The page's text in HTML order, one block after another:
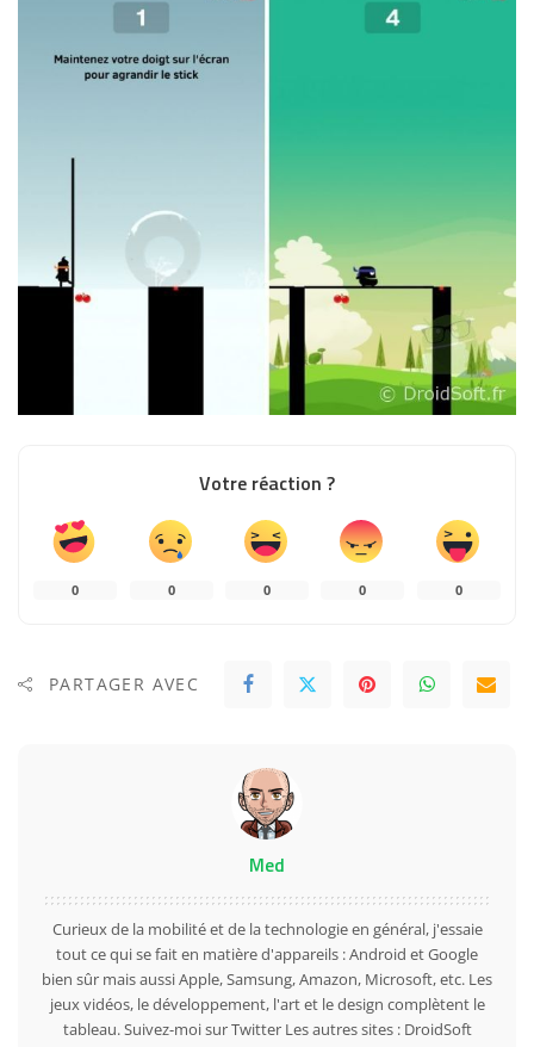
Votre réaction ?
0 0 0 0 0
PARTAGER AVEC
Med
Curieux de la mobilité et de la technologie en général, j'essaie
tout ce qui se fait en matière d'appareils : Android et Google
bien sûr mais aussi Apple, Samsung, Amazon, Microsoft, etc. Les
jeux vidéos, le développement, l'art et le design complètent le
tableau. Suivez-moi surTwitterLes autres sites : DroidSoft